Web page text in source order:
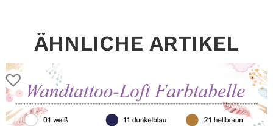
ÄHNLICHE ARTIKEL